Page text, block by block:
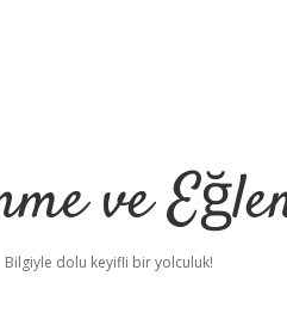
ve
Bilgiyle dolu keyifli bir yolculuk!